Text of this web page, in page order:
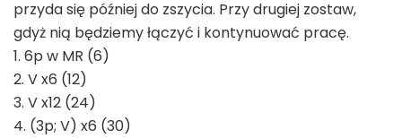
przyda się później do zszycia. Przy drugiej zostaw,
gdyż nią będziemy łączyć i kontynuować pracę.
1. 6p w MR (6)
2. V x6 (12)
3. V x12 (24)
4. (3p; V) x6 (30)